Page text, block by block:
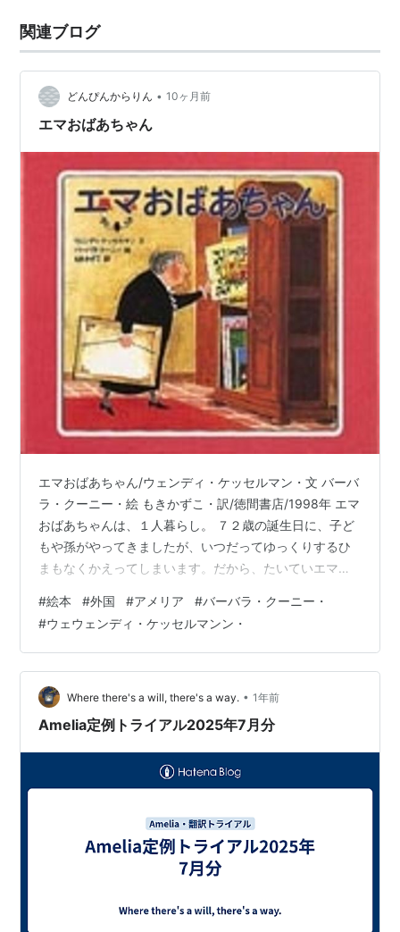
関連ブログ
どんぴんからりん • 10ヶ月前
エマおばあちゃん
エマおばあちゃん/ウェンディ・ケッセルマン・文 バーバ
ラ・クーニー・絵 もきかずこ・訳/徳間書店/1998年 エマ
おばあちゃんは、１人暮らし。 ７２歳の誕生日に、子ど
もや孫がやってきましたが、いつだってゆっくりするひ
まもなくかえってしまいます。だから、たいていエマお
ありました。 エマおばあちゃんの話し相手は、＜かぼち
ゃのたね＞という しましまねこだけ。 エマおばあちゃん
が好きなのは、戸口にふきよせられた雪を見たり、遠い
故郷の小さな村をみたりすること。 エマおばあちゃん
は、子どもたちからおくられた、小さな村の絵をみて、
こころのなかで、「あたし…
#絵本 #外国 #アメリア #バーバラ・クーニー・
#ウェウェンディ・ケッセルマンン・
Where there's a will, there's a way. • 1年前
Amelia定例トライアル2025年7月分